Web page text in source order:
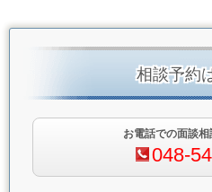
相談予約
お電話での面談
048-